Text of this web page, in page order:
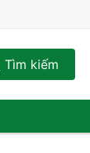
Tìm kiếm